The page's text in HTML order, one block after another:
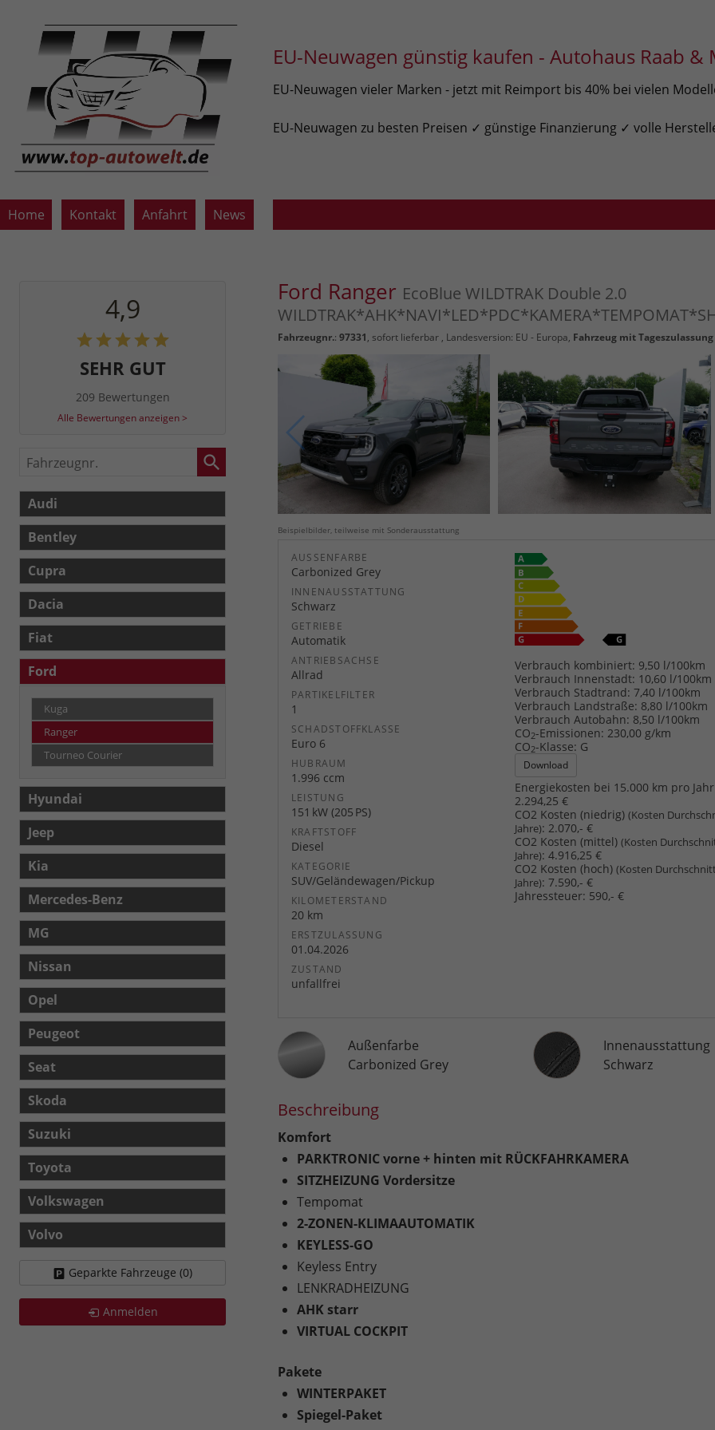
EU-Neuwagen günstig kaufen - Autohaus Raab &
EU-Neuwagen vieler Marken - jetzt mit Reimport bis 40% bei vielen
EU-Neuwagen zu besten Preisen ✓ günstige Finanzierung ✓ volle
Home Kontakt Anfahrt News
Ford Ranger EcoBlue WILDTRAK Double 2.0
Fahrzeugnr.: 97331, sofort lieferbar, Landesversion: EU - Europa, Fahrzeug mit Tageszulassung
Beispielbilder, teilweise mit Sonderausstattung
AUSSENFARBE
Carbonized Grey
INNENAUSSTATTUNG
Schwarz
GETRIEBE
Automatik
ANTRIEBSACHSE
Allrad
PARTIKELFILTER
1
SCHADSTOFFKLASSE
Euro 6
HUBRAUM
1.996 ccm
LEISTUNG
151 kW (205 PS)
KRAFTSTOFF
Diesel
KATEGORIE
SUV/Geländewagen/Pickup
KILOMETERSTAND
20 km
ERSTZULASSUNG
01.04.2026
ZUSTAND
unfallfrei
Verbrauch kombiniert: 9,50 l/100km
Verbrauch Innenstadt: 10,60 l/100km
Verbrauch Stadtrand: 7,40 l/100km
Verbrauch Landstraße: 8,80 l/100km
Verbrauch Autobahn: 8,50 l/100km
CO2-Emissionen: 230,00 g/km
CO2-Klasse: G
Download
Energiekosten bei 15.000 km pro
2.294,25 €
CO2 Kosten (niedrig)(Kosten
Jahre): 2.070,- €
CO2 Kosten (mittel)(Kosten
Jahre): 4.916,25 €
CO2 Kosten (hoch)(Kosten
Jahre): 7.590,- €
Jahressteuer: 590,- €
Außenfarbe
Carbonized Grey
InnenausstattungInnenausstattung
Schwarz
Beschreibung
Komfort
PARKTRONIC vorne + hinten mit RÜCKFAHRKAMERA
SITZHEIZUNG Vordersitze
Tempomat
2-ZONEN-KLIMAAUTOMATIK
KEYLESS-GO
Keyless Entry
LENKRADHEIZUNG
AHK starr
VIRTUAL COCKPIT
Pakete
WINTERPAKET
Spiegel-Paket
4,9
SEHR GUT
209 Bewertungen
Alle Bewertungen anzeigen >
Fahrzeugnr.
Audi
Bentley
Cupra
Dacia
Fiat
Ford
Kuga
Ranger
Tourneo Courier
Hyundai
Jeep
Kia
Mercedes-Benz
MG
Nissan
Opel
Peugeot
Seat
Skoda
Suzuki
Toyota
Volkswagen
Volvo
Geparkte Fahrzeuge (0)
Anmelden